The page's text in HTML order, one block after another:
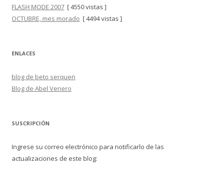
FLASH MODE 2007 [ 4550 vistas ]
OCTUBRE, mes morado [ 4494 vistas ]
ENLACES
blog de beto serquen
Blog de Abel Venero
SUSCRIPCIÓN
Ingrese su correo electrónico para notificarlo de las
actualizaciones de este blog: